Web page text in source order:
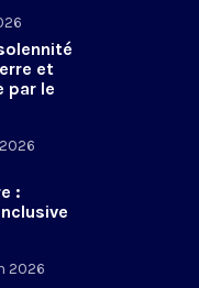
et
par le
- 29 juin
:
XIV et Te
2026